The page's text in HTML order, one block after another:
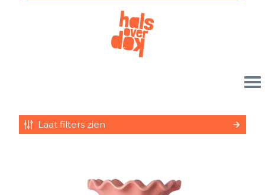
Laat filters zien